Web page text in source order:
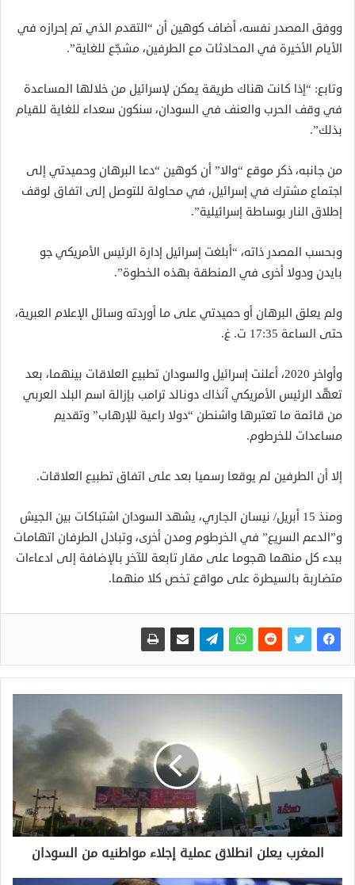
ووفق المصدر نفسه، أضاف كوهين أن “التقدم الذي تم إحرازه في
الأيام الأخيرة في المحادثات مع الطرفين، مشجّع للغاية”.
وتابع: “إذا كانت هناك طريقة يمكن لإسرائيل من خلالها المساعدة
في وقف الحرب والعنف في السودان، سنكون سعداء للغاية للقيام
بذلك”.
من جانبه، ذكر موقع “والا” أن كوهين “دعا البرهان وحميدتي إلى
اجتماع مشترك في إسرائيل، في محاولة للتوصل إلى اتفاق لوقف
إطلاق النار بوساطة إسرائيلية”.
وبحسب المصدر ذاته، “أبلغت إسرائيل إدارة الرئيس الأمريكي جو
بايدن ودولا أخرى في المنطقة بهذه الخطوة”.
ولم يعلق البرهان أو حميدتي على ما أوردته وسائل الإعلام العبرية،
حتى الساعة 17:35 ت. غ.
وأواخر 2020، أعلنت إسرائيل والسودان تطبيع العلاقات بينهما، بعد
تعهّد الرئيس الأمريكي آنذاك دونالد ترامب بإزالة اسم البلد العربي
من قائمة ما تعتبرها واشنطن “دولا راعية للإرهاب” وتقديم
مساعدات للخرطوم.
إلا أن الطرفين لم يوقعا رسميا بعد على اتفاق تطبيع العلاقات.
ومنذ 15 أبريل/ نيسان الجاري، يشهد السودان اشتباكات بين الجيش
و”الدعم السريع” في الخرطوم ومدن أخرى، وتبادل الطرفان اتهامات
ببدء كل منهما هجوما على مقار تابعة للآخر بالإضافة إلى ادعاءات
متضاربة بالسيطرة على مواقع تخص كلا منهما.
المغرب يعلن انطلاق عملية إجلاء مواطنيه من السودان